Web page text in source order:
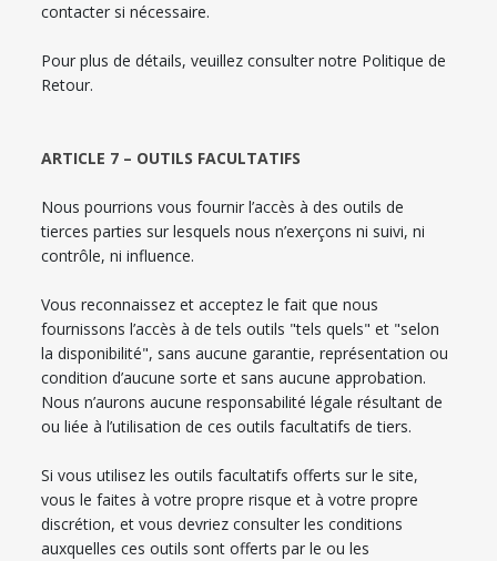
contacter si nécessaire.
Pour plus de détails, veuillez consulter notre Politique de
Retour.
ARTICLE 7 – OUTILS FACULTATIFS
Nous pourrions vous fournir l’accès à des outils de
tierces parties sur lesquels nous n’exerçons ni suivi, ni
contrôle, ni influence.
Vous reconnaissez et acceptez le fait que nous
fournissons l’accès à de tels outils "tels quels" et "selon
la disponibilité", sans aucune garantie, représentation ou
condition d’aucune sorte et sans aucune approbation.
Nous n’aurons aucune responsabilité légale résultant de
ou liée à l’utilisation de ces outils facultatifs de tiers.
Si vous utilisez les outils facultatifs offerts sur le site,
vous le faites à votre propre risque et à votre propre
discrétion, et vous devriez consulter les conditions
auxquelles ces outils sont offerts par le ou les